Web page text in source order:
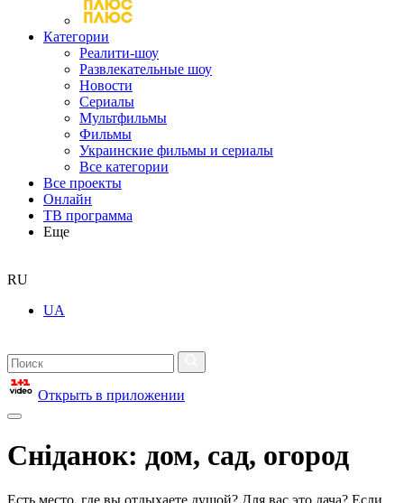
Категории
Реалити-шоу
Развлекательные шоу
Новости
Сериалы
Мультфильмы
Фильмы
Украинские фильмы и сериалы
Все категории
Все проекты
Онлайн
ТВ программа
Еще
RU
UA
Открыть в приложении
Сніданок: дом, сад, огород
Есть место, где вы отдыхаете душой? Для вас это дача? Если